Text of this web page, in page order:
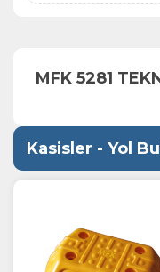
MFK 5281
Kasisler - Yol